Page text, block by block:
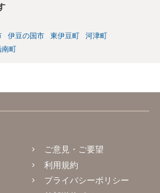
伊豆の国市 東伊豆町
河津町
南町
ご意見・ご要望
利用規約
プライバシーポリシー